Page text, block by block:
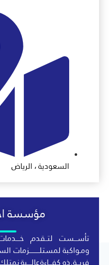
السعودية ، الرياض
مؤسسة
تأســـست لتــقدم
ومـواكبة لمستلــــــــــزمات